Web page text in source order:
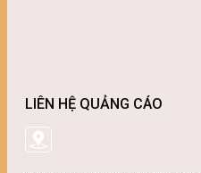
LIÊN HỆ QUẢNG CÁO